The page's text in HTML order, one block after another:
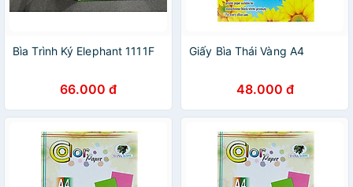
Bìa Trình Ký Elephant 1111F
66.000 đ
Giấy Bìa Thái Vàng A4
48.000 đ